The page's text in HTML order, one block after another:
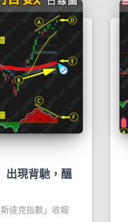
出現背馳，醞
達克指數」收報